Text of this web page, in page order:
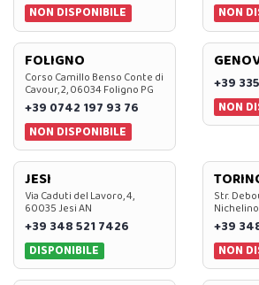
NON DISPONIBILE
NON
FOLIGNO
Corso Camillo Benso Conte di
Cavour, 2, 06034 Foligno PG
+39 0742 197 93 76
NON DISPONIBILE
+39
NON
JESI
Via Caduti del Lavoro, 4,
60035 Jesi AN
+39 348 521 7426
DISPONIBILE
Str.
+39
NON